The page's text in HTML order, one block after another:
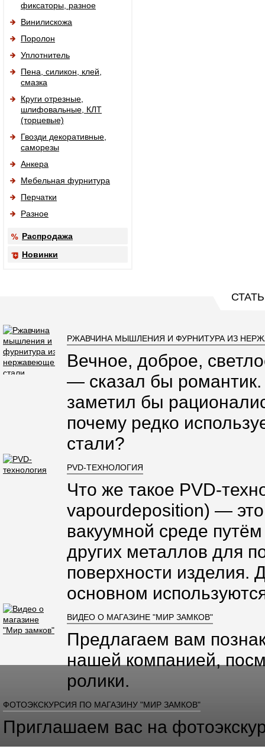
фиксаторы, разное
Винилискожа
Поролон
Уплотнитель
Пена, силикон, клей,
смазка
Круги отрезные,
шлифовальные, КЛТ
(торцевые)
Гвозди декоративные,
саморезы
Анкера
Мебельная фурнитура
Перчатки
Разное
Распродажа
Новинки
РЖАВЧИНА МЫШЛЕНИЯ И ФУРНИТУРА ИЗ
Вечное, доброе,
— сказал бы
заметил бы
почему редко
стали?
PVD-ТЕХНОЛОГИЯ
Что же такое PVD-
vapourdeposition) —
вакуумной среде
других металлов для
поверхности изделия.
основном
ВИДЕО О МАГАЗИНЕ "МИР ЗАМКОВ"
Предлагаем вам
нашей компанией,
ролики.
ФОТОЭКСКУРСИЯ ПО МАГАЗИНУ "МИР ЗАМКОВ"
Приглашаем вас на